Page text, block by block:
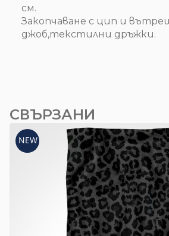
см.
Закопчаване с цип и
джоб,текстилни дръжки.
СВЪРЗАНИ
NEW